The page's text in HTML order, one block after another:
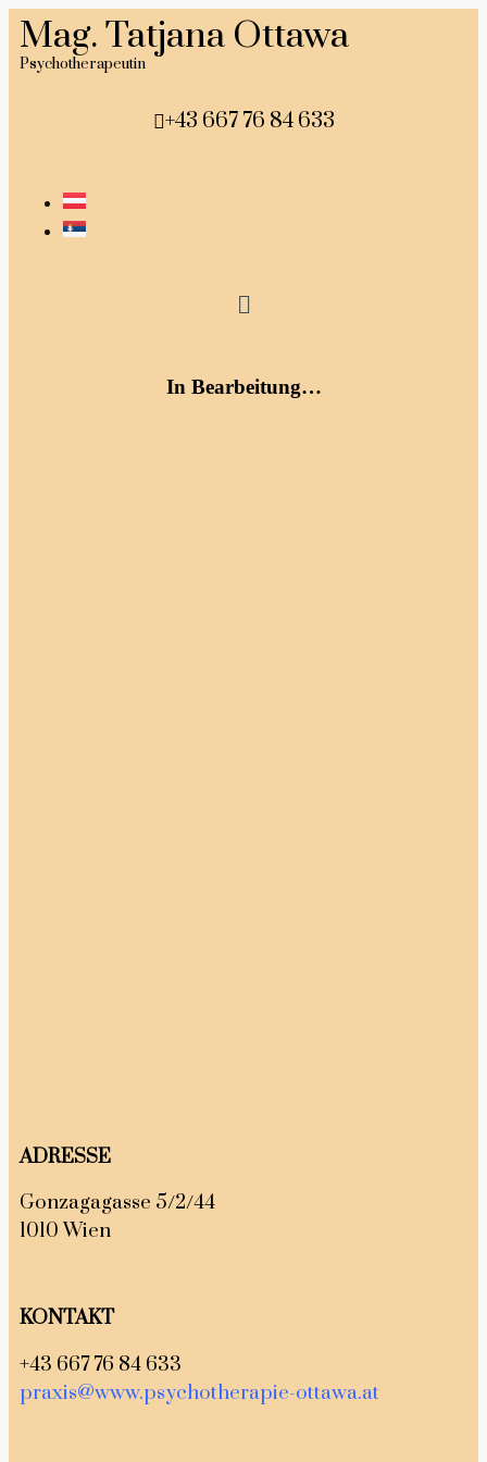
Mag. Tatjana Ottawa
Psychotherapeutin
+43 667 76 84 633
In Bearbeitung…
ADRESSE
Gonzagagasse 5/2/44
1010 Wien
KONTAKT
+43 667 76 84 633
praxis@www.psychotherapie-ottawa.at